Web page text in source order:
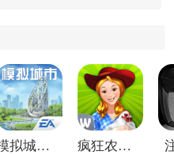
模拟城市我是巿长联机版 疯狂农场3美国派19